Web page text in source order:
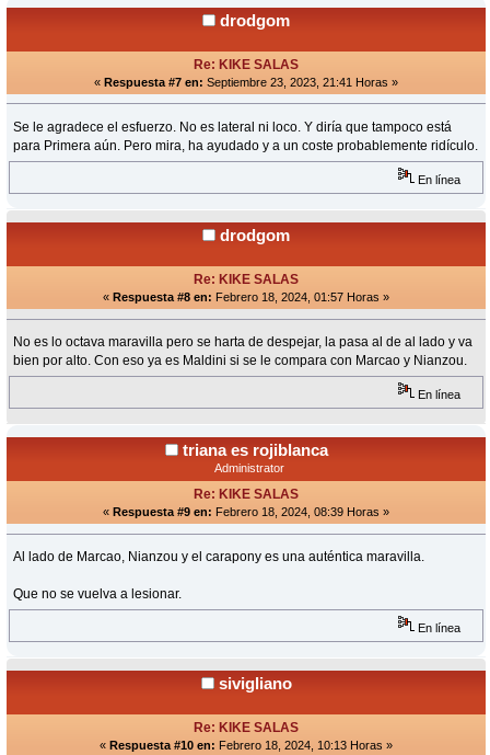
drodgom
Re: KIKE SALAS
« Respuesta #7 en: Septiembre 23, 2023, 21:41 Horas »
Se le agradece el esfuerzo. No es lateral ni loco. Y diría que tampoco está
para Primera aún. Pero mira, ha ayudado y a un coste probablemente ridículo.
En línea
drodgom
Re: KIKE SALAS
« Respuesta #8 en: Febrero 18, 2024, 01:57 Horas »
No es lo octava maravilla pero se harta de despejar, la pasa al de al lado y va
bien por alto. Con eso ya es Maldini si se le compara con Marcao y Nianzou.
En línea
triana es rojiblanca
Administrator
Re: KIKE SALAS
« Respuesta #9 en: Febrero 18, 2024, 08:39 Horas »
Al lado de Marcao, Nianzou y el carapony es una auténtica maravilla.
Que no se vuelva a lesionar.
En línea
sivigliano
Re: KIKE SALAS
« Respuesta #10 en: Febrero 18, 2024, 10:13 Horas »